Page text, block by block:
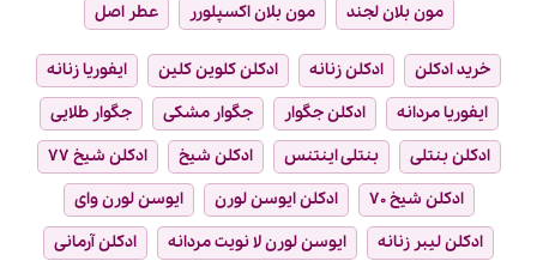
مون بلان لجند
مون بلان اکسپلورر عطر اصل
خرید ادکلن ادکلن زنانه ادکلن کلوین کلین
ایفوریا زنانه
ایفوریا مردانه
ادکلن جگوار جگوار مشکی
جگوار طلایی
ادکلن بنتلی
بنتلی اینتنس ادکلن شیخ
ادکلن شیخ ۷۷
ادکلن شیخ ۷۰
ادکلن ایوسن لورن
ایوسن لورن وای
ادکلن لیبر زنانه
ایوسن لورن لا نویت مردانه
ادکلن آرمانی